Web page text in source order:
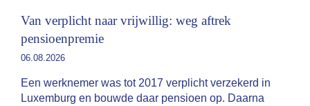
Van verplicht naar vrijwillig: weg aftrek
pensioenpremie
06.08.2026
Een werknemer was tot 2017 verplicht verzekerd in
Luxemburg en bouwde daar pensioen op. Daarna